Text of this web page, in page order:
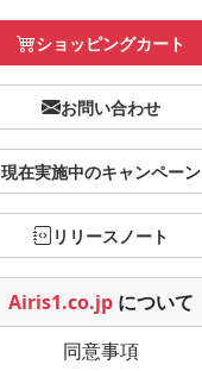
ショッピングカート
お問い合わせ
現在実施中のキャンペーン
リリースノート
Airis1.co.jp について
同意事項